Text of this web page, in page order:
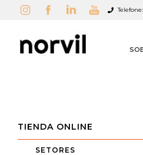
Telefone:
TIENDA ONLINE
SETORES